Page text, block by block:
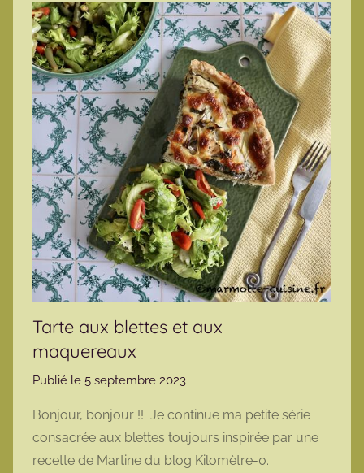
Tarte aux blettes et aux
maquereaux
Publié le 5 septembre 2023
r
m
a
Bonjour, bonjour !! Je continue ma petite série
consacrée aux blettes toujours inspirée par une
recette de Martine du blog Kilomètre-0.